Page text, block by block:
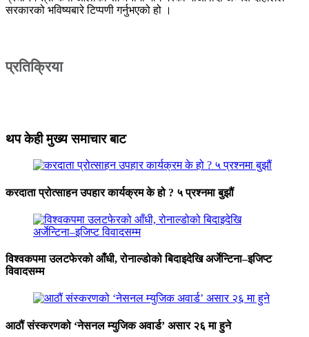
सरकारको भविष्यबारे टिप्पणी गर्नुभएको हो ।
प्रतिक्रिया
थप केही मुख्य समाचार बाट
करदाता प्रोत्साहन उपहार कार्यक्रम के हो ? ५ प्रश्नमा बुझौं
विश्वकपमा उलटफेरको आँधी, रोनाल्डोको बिदाइदेखि अर्जेन्टिना–इजिप्ट
विवादसम्म
आठौं संस्करणको ‘नेसनल म्युजिक अवार्ड’ असार २६ मा हुने